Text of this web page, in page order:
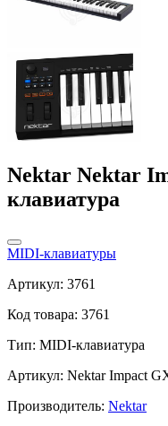
Nektar Nektar
клавиатура
MIDI-клавиатуры
Артикул: 3761
Код товара: 3761
Тип: MIDI-клавиатура
Артикул: Nektar Impact
Производитель: Nektar